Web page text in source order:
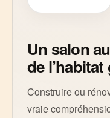
Un salon
de
Construire ou
vraie